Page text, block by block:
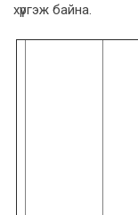
хүргэж байна.